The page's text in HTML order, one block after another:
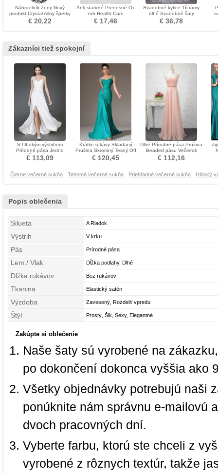
Náhrdelník Ženy Nový
produkt Crystal Alloy šperky
Retro náhrdelník
€ 20,22
Anti-statické Prenosné Ox
roh Health Care
Veľkoobchod ozdoba
€ 17,46
Svadobné kytice Tři rámy
dlhé Svadobné šaty
Polyester taft
€ 36,78
Zákazníci tiež spokojní
S hlbokým výstrihom
Prírodné pása Jedno
rameno Šifón Večerné šaty
€ 113,09
Krátke rukávy Skladaný
Pružina Skromný Tesný Off
rameno Večerné šaty
€ 120,45
Dlhé Prírodné pása Pružina
Beaded pásu Večierok
Večerné šaty
€ 112,16
Čierne večerné sukňa Tehotné večerné sukňa Priehľadné večerné sukňa Hlboký
Popis oblečenia
Silueta A Riadok
Výstrih V krku
Pás Prírodné pása
Lem / Vlak Dĺžka podlahy, Dlhé
Dlžka rukávov Bez rukávov
Tkanina Elastický satén
Výzdoba Zavesený, Rozdeliť vpredu
Štýl Prostý, Šik, Sexy, Elegantné
Zakúpte si oblečenie
Naše šaty sú vyrobené na
po dokončení dokonca vyššia ako
Všetky objednávky potrebujú naši
ponúknite nám správnu e-mailovú
dvoch pracovných dní.
Vyberte farbu, ktorú ste chceli z
vyrobené z rôznych textúr, takže